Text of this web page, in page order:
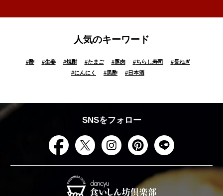
人気のキーワード
#酢 #生姜 #焼酎 #たまご #豚肉 #ちらし寿司 #長ねぎ
#にんにく #黒酢 #日本酒
SNSをフォロー